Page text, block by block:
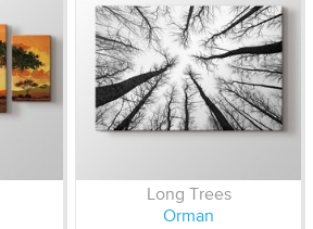
Long Trees
Orman